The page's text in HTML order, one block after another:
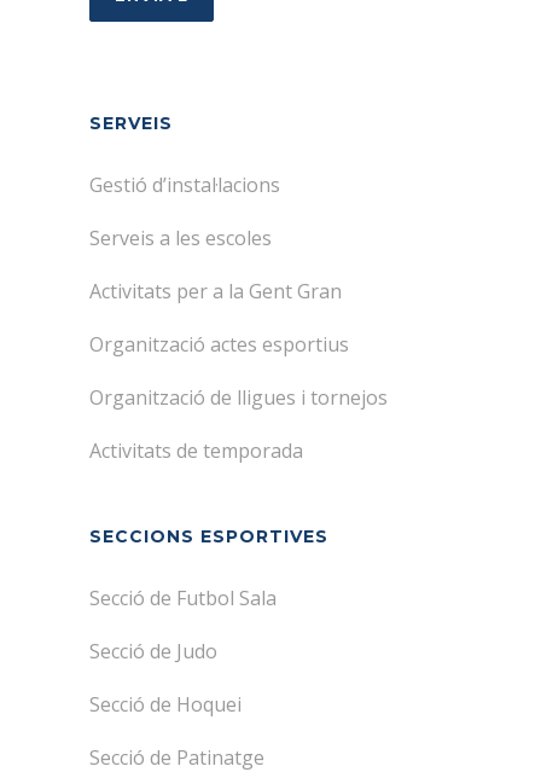
SERVEIS
Gestió d’instal·lacions
Serveis a les escoles
Activitats per a la Gent Gran
Organització actes esportius
Organització de lligues i tornejos
Activitats de temporada
SECCIONS ESPORTIVES
Secció de Futbol Sala
Secció de Judo
Secció de Hoquei
Secció de Patinatge